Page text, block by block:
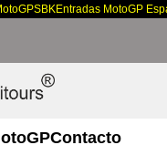
SBKEntradas MotoGP
Contacto